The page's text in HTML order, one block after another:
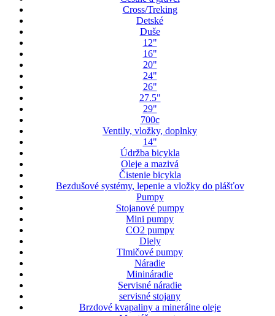
Cross/Treking
Detské
Duše
12"
16"
20"
24"
26"
27.5"
29"
700c
Ventily, vložky, doplnky
14"
Údržba bicykla
Oleje a mazivá
Čistenie bicykla
Bezdušové systémy, lepenie a vložky do plášťov
Pumpy
Stojanové pumpy
Mini pumpy
CO2 pumpy
Diely
Tlmičové pumpy
Náradie
Minináradie
Servisné náradie
servisné stojany
Brzdové kvapaliny a minerálne oleje